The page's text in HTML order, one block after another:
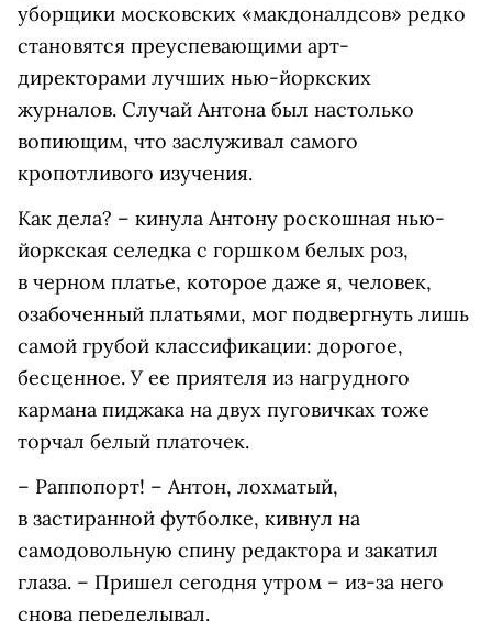
уборщики московских «макдоналдсов» редко
становятся преуспевающими арт-
директорами лучших нью-йоркских
журналов. Случай Антона был настолько
вопиющим, что заслуживал самого
кропотливого изучения.
Как дела? – кинула Антону роскошная нью-
йоркская селедка с горшком белых роз,
в черном платье, которое даже я, человек,
озабоченный платьями, мог подвергнуть лишь
самой грубой классификации: дорогое,
бесценное. У ее приятеля из нагрудного
кармана пиджака на двух пуговичках тоже
торчал белый платочек.
– Раппопорт! – Антон, лохматый,
в застиранной футболке, кивнул на
самодовольную спину редактора и закатил
глаза. – Пришел сегодня утром – из-за него
снова переделывал.